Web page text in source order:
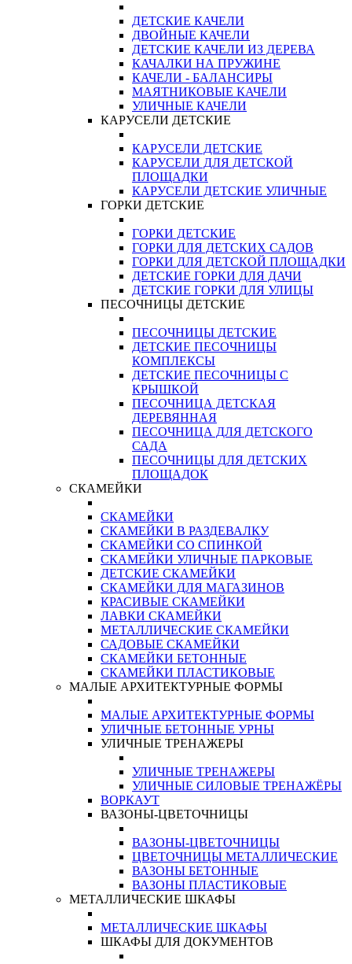
ДЕТСКИЕ КАЧЕЛИ
ДВОЙНЫЕ КАЧЕЛИ
ДЕТСКИЕ КАЧЕЛИ ИЗ ДЕРЕВА
КАЧАЛКИ НА ПРУЖИНЕ
КАЧЕЛИ - БАЛАНСИРЫ
МАЯТНИКОВЫЕ КАЧЕЛИ
УЛИЧНЫЕ КАЧЕЛИ
КАРУСЕЛИ ДЕТСКИЕ
КАРУСЕЛИ ДЕТСКИЕ
КАРУСЕЛИ ДЛЯ ДЕТСКОЙ
ПЛОЩАДКИ
КАРУСЕЛИ ДЕТСКИЕ УЛИЧНЫЕ
ГОРКИ ДЕТСКИЕ
ГОРКИ ДЕТСКИЕ
ГОРКИ ДЛЯ ДЕТСКИХ САДОВ
ГОРКИ ДЛЯ ДЕТСКОЙ ПЛОЩАДКИ
ДЕТСКИЕ ГОРКИ ДЛЯ ДАЧИ
ДЕТСКИЕ ГОРКИ ДЛЯ УЛИЦЫ
ПЕСОЧНИЦЫ ДЕТСКИЕ
ПЕСОЧНИЦЫ ДЕТСКИЕ
ДЕТСКИЕ ПЕСОЧНИЦЫ
КОМПЛЕКСЫ
ДЕТСКИЕ ПЕСОЧНИЦЫ С
КРЫШКОЙ
ПЕСОЧНИЦА ДЕТСКАЯ
ДЕРЕВЯННАЯ
ПЕСОЧНИЦА ДЛЯ ДЕТСКОГО
САДА
ПЕСОЧНИЦЫ ДЛЯ ДЕТСКИХ
ПЛОЩАДОК
СКАМЕЙКИ
СКАМЕЙКИ
СКАМЕЙКИ В РАЗДЕВАЛКУ
СКАМЕЙКИ СО СПИНКОЙ
СКАМЕЙКИ УЛИЧНЫЕ ПАРКОВЫЕ
ДЕТСКИЕ СКАМЕЙКИ
СКАМЕЙКИ ДЛЯ МАГАЗИНОВ
КРАСИВЫЕ СКАМЕЙКИ
ЛАВКИ СКАМЕЙКИ
МЕТАЛЛИЧЕСКИЕ СКАМЕЙКИ
САДОВЫЕ СКАМЕЙКИ
СКАМЕЙКИ БЕТОННЫЕ
СКАМЕЙКИ ПЛАСТИКОВЫЕ
МАЛЫЕ АРХИТЕКТУРНЫЕ ФОРМЫ
МАЛЫЕ АРХИТЕКТУРНЫЕ ФОРМЫ
УЛИЧНЫЕ БЕТОННЫЕ УРНЫ
УЛИЧНЫЕ ТРЕНАЖЕРЫ
УЛИЧНЫЕ ТРЕНАЖЕРЫ
УЛИЧНЫЕ СИЛОВЫЕ ТРЕНАЖЁРЫ
ВОРКАУТ
ВАЗОНЫ-ЦВЕТОЧНИЦЫ
ВАЗОНЫ-ЦВЕТОЧНИЦЫ
ЦВЕТОЧНИЦЫ МЕТАЛЛИЧЕСКИЕ
ВАЗОНЫ БЕТОННЫЕ
ВАЗОНЫ ПЛАСТИКОВЫЕ
МЕТАЛЛИЧЕСКИЕ ШКАФЫ
МЕТАЛЛИЧЕСКИЕ ШКАФЫ
ШКАФЫ ДЛЯ ДОКУМЕНТОВ